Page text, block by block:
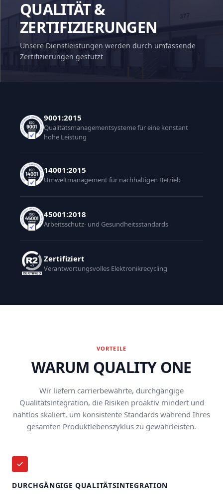
QUALITÄT &
ZERTIFIZIERUNGEN
Unsere Dienstleistungen werden durch umfassende
Zertifizierungen gestützt
9001:2015
Qualitätsmanagementsysteme für eine konstant
hohe Leistung
14001:2015
Umweltmanagement für nachhaltigen Betrieb
45001:2018
Arbeitsschutz- und Gesundheitsstandards
Zertifiziert
Verantwortungsvolles Elektronikrecycling
VORTEILE
WARUM QUALITY ONE
Wir liefern carrierbewährte, durchgängige
Qualitätsintegration, die Risiken proaktiv mindert und
nahtlos skaliert, um konsistente Standards während Ihres
gesamten Produktlebenszyklus zu gewährleisten.
DURCHGÄNGIGE QUALITÄTSINTEGRATION